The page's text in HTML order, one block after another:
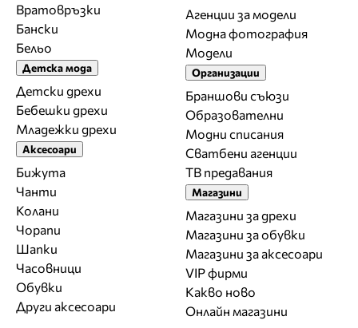
Вратовръзки
Бански
Бельо
Детска мода
Детски дрехи
Бебешки дрехи
Младежки дрехи
Аксесоари
Бижута
Чанти
Колани
Чорапи
Шапки
Часовници
Обувки
Други аксесоари
Агенции за модели
Модна фотография
Модели
Организации
Браншови съюзи
Образователни
Модни списания
Сватбени агенции
ТВ предавания
Магазини
Магазини за дрехи
Магазини за обувки
Магазини за aксесоари
VIP фирми
Какво ново
Онлайн магазини